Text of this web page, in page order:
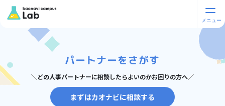
パートナーをさがす
＼どの人事パートナーに相談したらよいのかお困りの方へ／
まずはカオナビに相談する